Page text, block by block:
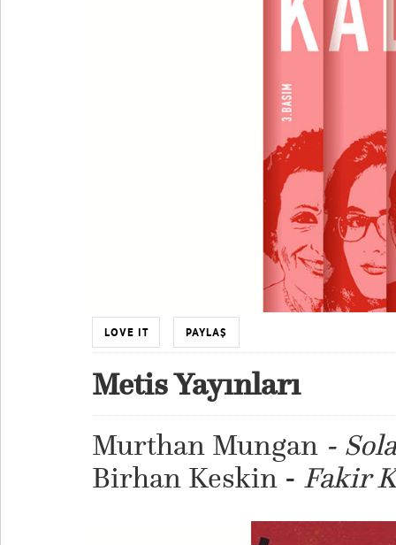
LOVE IT PAYLAŞ
Metis Yayınları
Murthan Mungan-
Birhan Keskin - Fakir